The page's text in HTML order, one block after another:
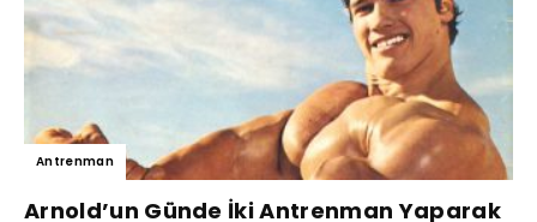
Antrenman
Arnold’un Günde İki Antrenman Yaparak